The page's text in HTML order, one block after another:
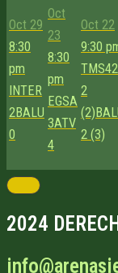
Oct 29
8:30
pm
INTER
2BALU
0
Oct
23
8:30
pm
EGSA
3ATV
4
Oct 22
9:30
TMS42
2
(2)
2 (3)
2024